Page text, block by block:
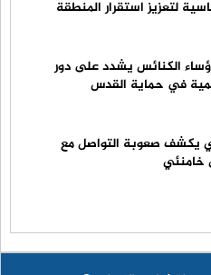
لتعزيز استقرار المنطقة
الكنائس يشدد على دور
في حماية القدس
يكشف صعوبة التواصل مع
خامنئي